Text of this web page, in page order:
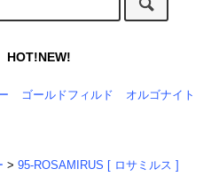
HOT!NEW!
ゴールドフィルド オルゴナイト
>95-ROSAMIRUS [ ロサミルス ]